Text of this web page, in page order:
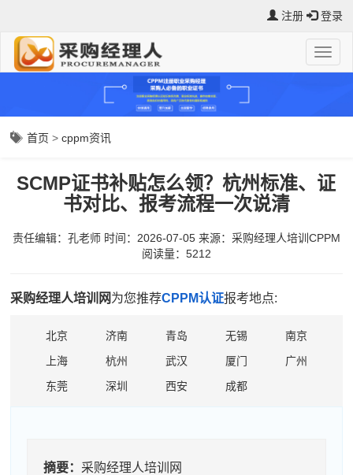
注册 登录
首页 >cppm资讯
SCMP证书补贴怎么领？杭州标准、证
书对比、报考流程一次说清
责任编辑：孔老师 时间：2026-07-05 来源： 采购经理人培训CPPM
阅读量：5212
采购经理人培训网为您推荐CPPM认证报考地点:
北京 济南 青岛 无锡
南京
上海
杭州 武汉 厦门
广州
东莞
深圳 西安 成都
摘要： 采购经理人培训网